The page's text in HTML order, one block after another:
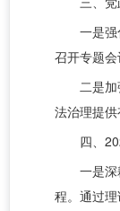
一是
召开专题
二是
法治理提
四、
一是
程。通过